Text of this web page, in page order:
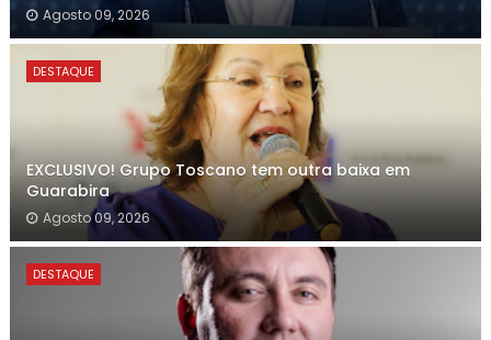
Agosto 09, 2026
DESTAQUE
EXCLUSIVO! Grupo Toscano tem outra baixa em
Guarabira
Agosto 09, 2026
DESTAQUE